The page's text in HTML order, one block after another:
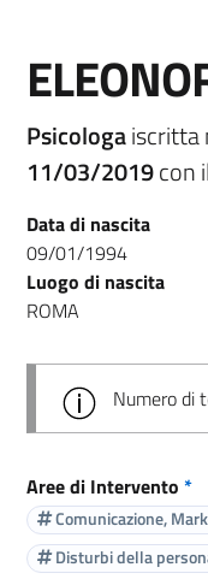
Psicologaiscritta
11/03/2019con
Data di nascita
09/01/1994
Luogo di nascita
ROMA
Numero di
Aree di Intervento *
Comunicazione,
Disturbi della